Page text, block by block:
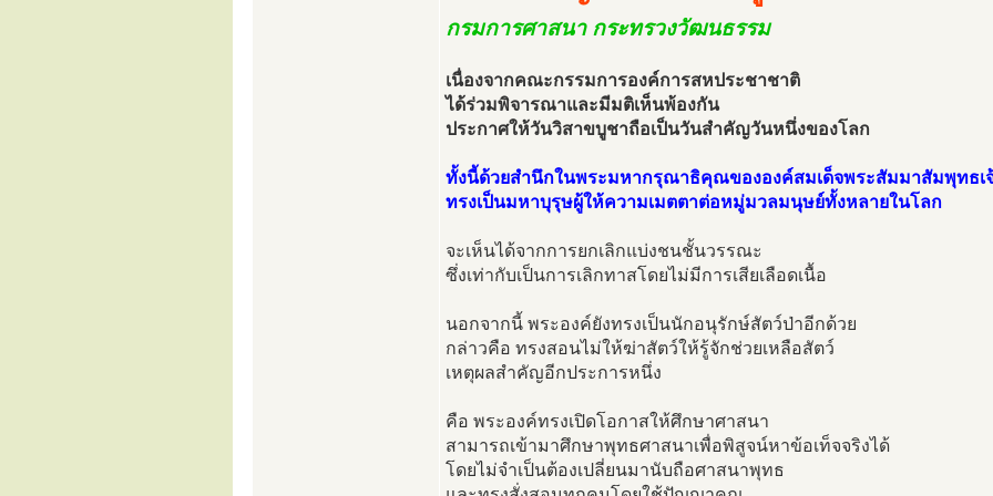
กรมการศาสนา กระทรวงวัฒนธรรม
เนื่องจากคณะกรรมการองค์การสหประชาชาติ
ได้ร่วมพิจารณาและมีมติเห็นพ้องกัน
ประกาศให้วันวิสาขบูชาถือเป็นวันสำคัญวันหนึ่งของโลก
ทั้งนี้ด้วยสำนึกในพระมหากรุณาธิคุณขององค์สมเด็จพระสัมมาสัมพุทธเ
ทรงเป็นมหาบุรุษผู้ให้ความเมตตาต่อหมู่มวลมนุษย์ทั้งหลายในโลก
จะเห็นได้จากการยกเลิกแบ่งชนชั้นวรรณะ
ซึ่งเท่ากับเป็นการเลิกทาสโดยไม่มีการเสียเลือดเนื้อ
นอกจากนี้ พระองค์ยังทรงเป็นนักอนุรักษ์สัตว์ป่าอีกด้วย
กล่าวคือ ทรงสอนไม่ให้ฆ่าสัตว์ให้รู้จักช่วยเหลือสัตว์
เหตุผลสำคัญอีกประการหนึ่ง
คือ พระองค์ทรงเปิดโอกาสให้ศึกษาศาสนา
สามารถเข้ามาศึกษาพุทธศาสนาเพื่อพิสูจน์หาข้อเท็จจริงได้
โดยไม่จำเป็นต้องเปลี่ยนมานับถือศาสนาพุทธ